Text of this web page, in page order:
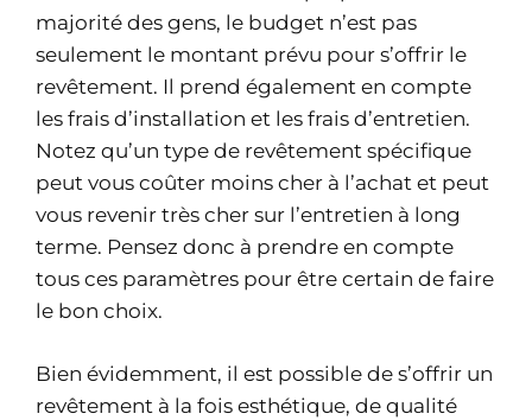
majorité des gens, le budget n’est pas
seulement le montant prévu pour s’offrir le
revêtement. Il prend également en compte
les frais d’installation et les frais d’entretien.
Notez qu’un type de revêtement spécifique
peut vous coûter moins cher à l’achat et peut
vous revenir très cher sur l’entretien à long
terme. Pensez donc à prendre en compte
tous ces paramètres pour être certain de faire
le bon choix.
Bien évidemment, il est possible de s’offrir un
revêtement à la fois esthétique, de qualité